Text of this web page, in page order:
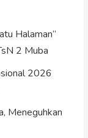
Halaman”
2 Muba
2026
Meneguhkan